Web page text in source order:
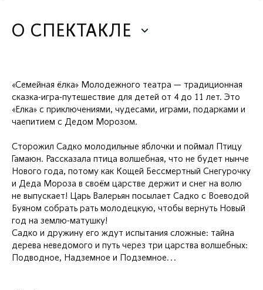
О СПЕКТАКЛЕ
«Семейная ёлка» Молодежного театра — традиционная
сказка-игра-путешествие для детей от 4 до 11 лет. Это
«Елка» с приключениями, чудесами, играми, подарками и
чаепитием с Дедом Морозом.
Сторожил Садко молодильные яблочки и поймал Птицу
Гамаюн. Рассказала птица волшебная, что не будет нынче
Нового года, потому как Кощей Бессмертный Снегурочку
и Деда Мороза в своём царстве держит и снег на волю
не выпускает! Царь Валерьян посылает Садко с Воеводой
Буяном собрать рать молодецкую, чтобы вернуть Новый
год на землю-матушку!
Садко и дружину его ждут испытания сложные: тайна
дерева неведомого и путь через три царства волшебных:
Подводное, Надземное и Подземное...